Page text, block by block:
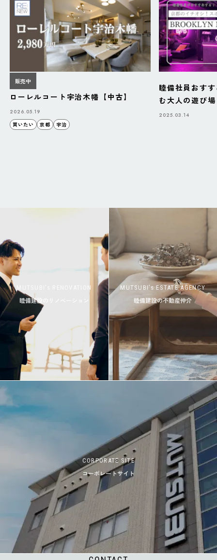
販売中
ローレルコート宇治木幡【中古】
2026.05.19
買いたい
京都 宇治
睦備社員おす
む大人の遊び
BAZAAR」
2025.03.14
MUTSUBI’s RENOVATION
睦備建設のリノベーション
MUTSUBI’s ESTATE AGENCY
睦備建設の不動産仲介
CORPORATE SITE
コーポレートサイト